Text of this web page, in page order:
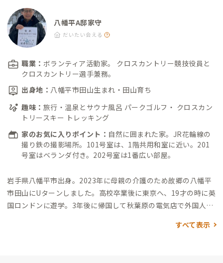
八幡平A邸家守
だいたい会える
職業： ボランティア活動家。 クロスカントリー競技役員と
クロスカントリー選手兼務。
出身地： 八幡平市田山生まれ・田山育ち
趣味： 旅行・温泉とサウナ風呂 パークゴルフ・ クロスカン
トリースキー トレッキング
家のお気に入りポイント： 自然に囲まれた家。JR花輪線の
撮り鉄の撮影場所。101号室は、1階共用和室に近い。201
号室はベランダ付き。202号室は1番広い部屋。
岩手県八幡平市出身。2023年に母親の介護のため故郷の八幡平
市田山にUターンしました。高校卒業後に東京へ、19才の時に英
国ロンドンに遊学。3年後に帰国して秋葉原の電気店で外国人向
に興味を持ち中国北京で勉強し、健康産業の仕事をしてました
すべて表示